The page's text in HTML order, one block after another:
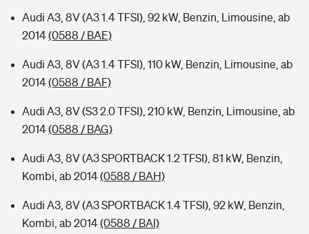
Audi A3, 8V (A3 1.4 TFSI), 92 kW, Benzin, Limousine, ab
2014(0588 / BAE)
Audi A3, 8V (A3 1.4 TFSI), 110 kW, Benzin, Limousine, ab
2014(0588 / BAF)
Audi A3, 8V (S3 2.0 TFSI), 210 kW, Benzin, Limousine, ab
2014(0588 / BAG)
Audi A3, 8V (A3 SPORTBACK 1.2 TFSI), 81 kW, Benzin,
Kombi, ab 2014(0588 / BAH)
Audi A3, 8V (A3 SPORTBACK 1.4 TFSI), 92 kW, Benzin,
Kombi, ab 2014(0588 / BAI)